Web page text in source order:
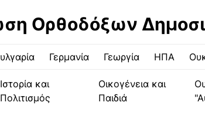
Ορθοδόξων
Γερμανία Γεωργία ΗΠΑ
Ιστορία και
Πολιτισμός
Οικογένεια και
Παιδιά